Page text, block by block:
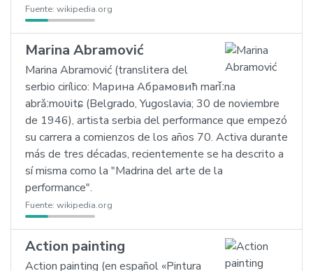
Fuente: wikipedia.org
Marina Abramović
Marina Abramović (translitera del
serbio cirílico: Марина Абрамовић marǐːna
abrǎːmoʋitɕ (Belgrado, Yugoslavia; 30 de noviembre
de 1946), artista serbia del performance que empezó
su carrera a comienzos de los años 70. Activa durante
más de tres décadas, recientemente se ha descrito a
sí misma como la "Madrina del arte de la
performance".
Fuente: wikipedia.org
Action painting
Action painting (en español «Pintura